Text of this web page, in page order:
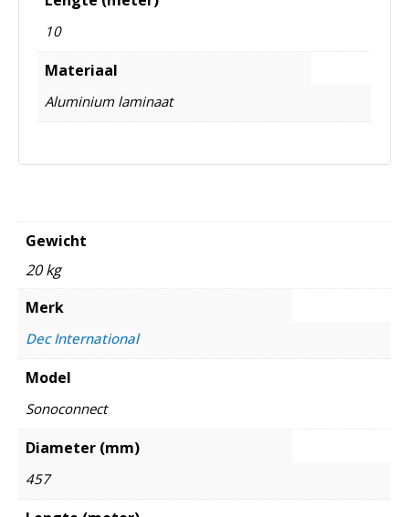
10
Materiaal
Aluminium laminaat
Gewicht
20 kg
Merk
Dec International
Model
Sonoconnect
Diameter (mm)
457